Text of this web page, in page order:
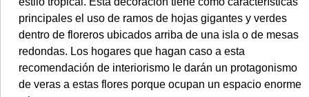
principales el uso de ramos de hojas gigantes y verdes
dentro de floreros ubicados arriba de una isla o de mesas
redondas. Los hogares que hagan caso a esta
recomendación de interiorismo le darán un protagonismo
de veras a estas flores porque ocupan un espacio enorme